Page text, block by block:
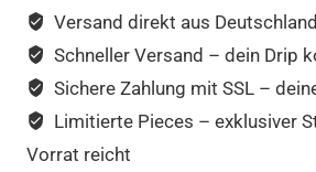
Versand direkt aus Deutschland
Schneller Versand – dein Drip
Sichere Zahlung mit SSL –
Limitierte Pieces – exklusiver
Vorrat reicht